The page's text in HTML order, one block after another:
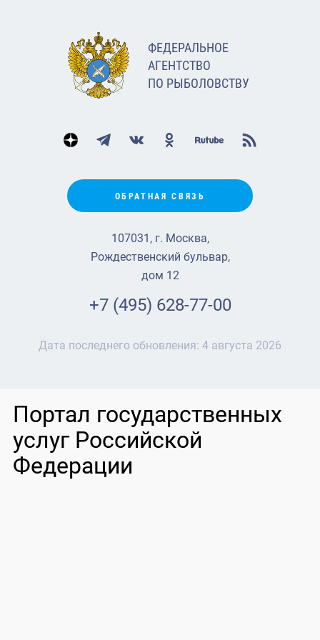
ФЕДЕРАЛЬНОЕ
АГЕНТСТВО
ПО РЫБОЛОВСТВУ
ОБРАТНАЯ СВЯЗЬ
107031, г. Москва,
Рождественский бульвар,
дом 12
+7 (495) 628-77-00
Дата последнего обновления: 4 августа 2026
Портал государственных
услуг Российской
Федерации